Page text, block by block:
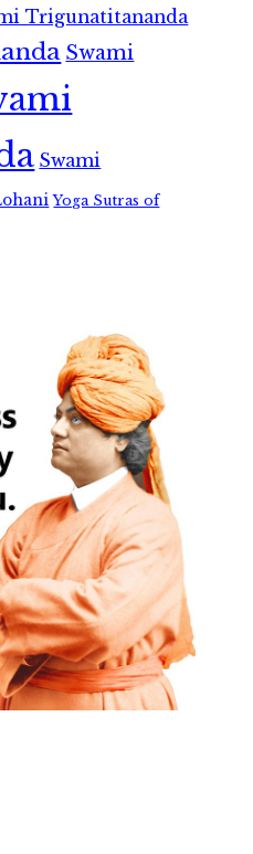
Trigunatitananda
Swami
Swami
Yoga Sutras of